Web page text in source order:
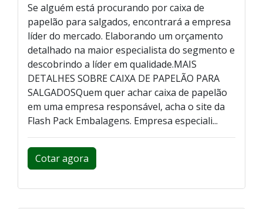
Se alguém está procurando por caixa de
papelão para salgados, encontrará a empresa
líder do mercado. Elaborando um orçamento
detalhado na maior especialista do segmento e
descobrindo a líder em qualidade.MAIS
DETALHES SOBRE CAIXA DE PAPELÃO PARA
SALGADOSQuem quer achar caixa de papelão
em uma empresa responsável, acha o site da
Flash Pack Embalagens. Empresa especiali...
Cotar agora